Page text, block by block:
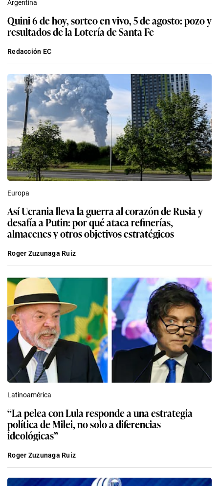
Argentina
Quini 6 de hoy, sorteo en vivo, 5 de agosto: pozo y
resultados de la Lotería de Santa Fe
Redacción EC
Europa
Así Ucrania lleva la guerra al corazón de Rusia y
desafía a Putin: por qué ataca refinerías,
almacenes y otros objetivos estratégicos
Roger Zuzunaga Ruiz
Latinoamérica
“La pelea con Lula responde a una estrategia
política de Milei, no solo a diferencias
ideológicas”
Roger Zuzunaga Ruiz